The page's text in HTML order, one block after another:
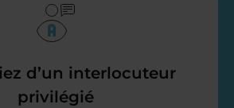
d’un interlocuteur
privilégié